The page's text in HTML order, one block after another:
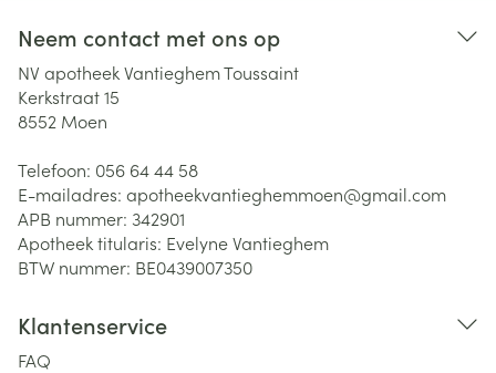
Neem contact met ons op
NV apotheek Vantieghem Toussaint
Kerkstraat 15
8552 Moen
Telefoon: 056 64 44 58
E-mailadres: apotheekvantieghemmoen@gmail.com
APB nummer: 342901
Apotheek titularis: Evelyne Vantieghem
BTW nummer: BE0439007350
Klantenservice
FAQ